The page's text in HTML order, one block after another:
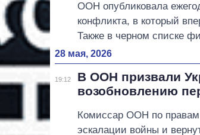
ООН опубликовала
конфликта, в который
Также в черном списке
28 мая, 2026
19:12
В ООН призвали
возобновлению
Комиссар ООН по правам
эскалации войны и